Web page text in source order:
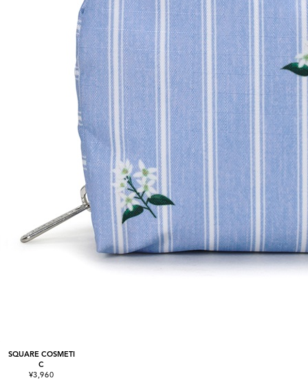
SQUARE COSMETI
C
¥3,960